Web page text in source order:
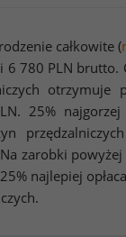
całkowite (
6 780 PLN brutto.
otrzymuje
25% najgorzej
zarobki powyżej
najlepiej